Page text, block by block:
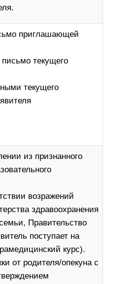
приглашающей
текущего
текущего
из признанного
возражений
здравоохранения
Правительство
поступает на
курс).
от родителя/опекуна с